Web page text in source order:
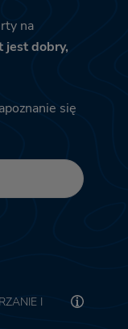
na
jest dobry,
się
I